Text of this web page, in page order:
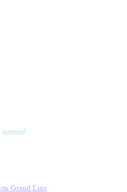
потом!
Grand Line